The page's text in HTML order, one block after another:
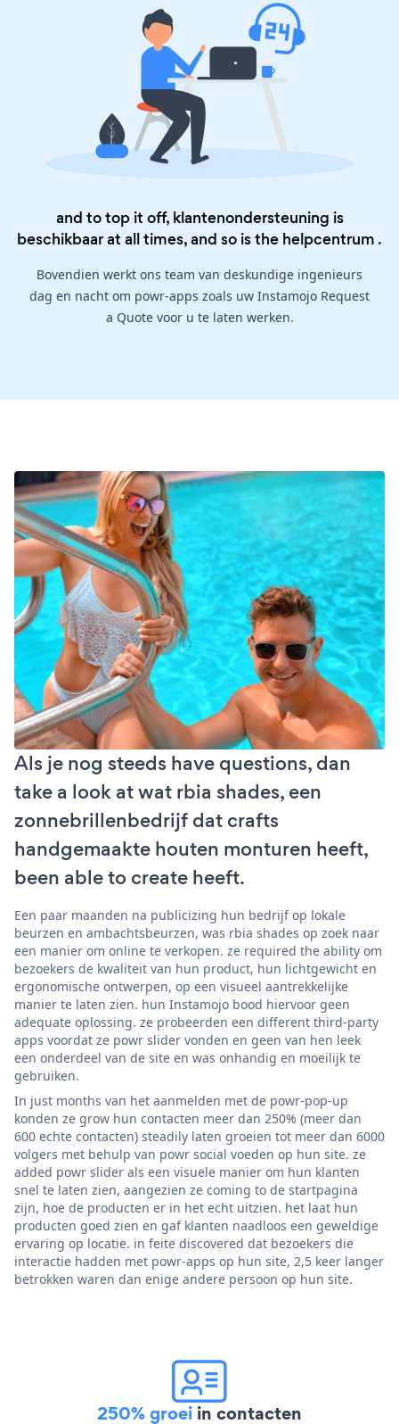
and to top it off, klantenondersteuning is
beschikbaar at all times, and so is the helpcentrum .
Bovendien werkt ons team van deskundige ingenieurs
dag en nacht om powr-apps zoals uw Instamojo Request
a Quote voor u te laten werken.
Als je nog steeds have questions, dan
take a look at wat rbia shades, een
zonnebrillenbedrijf dat crafts
handgemaakte houten monturen heeft,
been able to create heeft.
Een paar maanden na publicizing hun bedrijf op lokale
beurzen en ambachtsbeurzen, was rbia shades op zoek naar
een manier om online te verkopen. ze required the ability om
bezoekers de kwaliteit van hun product, hun lichtgewicht en
ergonomische ontwerpen, op een visueel aantrekkelijke
manier te laten zien. hun Instamojo bood hiervoor geen
adequate oplossing. ze probeerden een different third-party
apps voordat ze powr slider vonden en geen van hen leek
een onderdeel van de site en was onhandig en moeilijk te
gebruiken.
In just months van het aanmelden met de powr-pop-up
konden ze grow hun contacten meer dan 250% (meer dan
600 echte contacten) steadily laten groeien tot meer dan 6000
volgers met behulp van powr social voeden op hun site. ze
added powr slider als een visuele manier om hun klanten
snel te laten zien, aangezien ze coming to de startpagina
zijn, hoe de producten er in het echt uitzien. het laat hun
producten goed zien en gaf klanten naadloos een geweldige
ervaring op locatie. in feite discovered dat bezoekers die
interactie hadden met powr-apps op hun site, 2,5 keer langer
betrokken waren dan enige andere persoon op hun site.
250% groei in contacten